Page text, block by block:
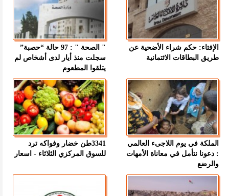
الإفتاء: حكم شراء الأضحية عن
طريق البطاقات الائتمانية
" الصحة " : 97 حالة “حصبة”
سجلت منذ أيار لدى أشخاص لم
يتلقوا المطعوم
الملكة في يوم اللاجىء العالمي
: دعونا نتأمل في معاناة الأمهات
والرضع
3341طن خضار وفواكه ترد
للسوق المركزي الثلاثاء - اسعار